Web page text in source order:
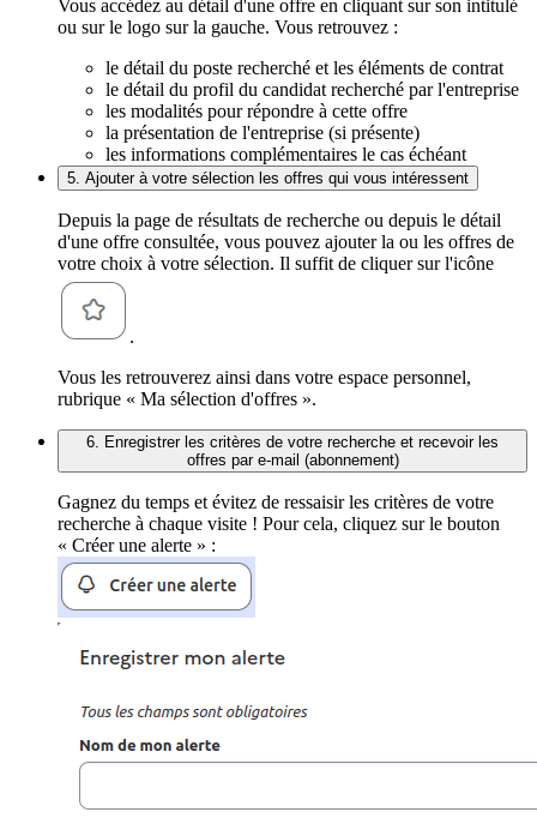
Vous accédez au détail d'une offre en cliquant sur son intitulé
ou sur le logo sur la gauche. Vous retrouvez :
le détail du poste recherché et les éléments de contrat
le détail du profil du candidat recherché par l'entreprise
les modalités pour répondre à cette offre
la présentation de l'entreprise (si présente)
les informations complémentaires le cas échéant
5. Ajouter à votre sélection les offres qui vous intéressent
Depuis la page de résultats de recherche ou depuis le détail
d'une offre consultée, vous pouvez ajouter la ou les offres de
votre choix à votre sélection. Il suffit de cliquer sur l'icône
.
Vous les retrouverez ainsi dans votre espace personnel,
rubrique « Ma sélection d'offres ».
6. Enregistrer les critères de votre recherche et recevoir les
offres par e-mail (abonnement)
Gagnez du temps et évitez de ressaisir les critères de votre
recherche à chaque visite ! Pour cela, cliquez sur le bouton
« Créer une alerte » :